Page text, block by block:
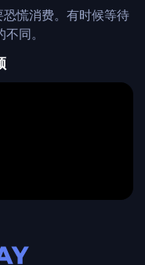
慌消费。有时候等待
同。